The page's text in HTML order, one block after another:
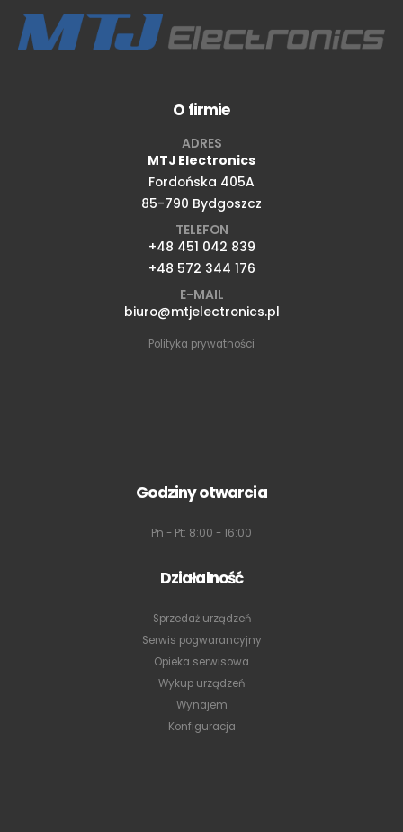
O firmie
ADRES
MTJ Electronics
Fordońska 405A
85-790 Bydgoszcz
TELEFON
+48 451 042 839
+48 572 344 176
E-MAIL
biuro@mtjelectronics.pl
Polityka prywatności
Godziny otwarcia
Pn - Pt: 8:00 - 16:00
Działalność
Sprzedaż urządzeń
Serwis pogwarancyjny
Opieka serwisowa
Wykup urządzeń
Wynajem
Konfiguracja